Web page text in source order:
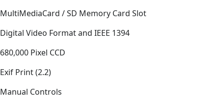
MultiMediaCard / SD Memory Card Slot
Digital Video Format and IEEE 1394
680,000 Pixel CCD
Exif Print (2.2)
Manual Controls